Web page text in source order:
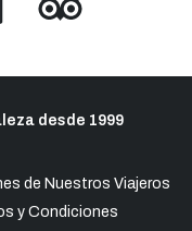
desde 1999
de Nuestros Viajeros
y Condiciones